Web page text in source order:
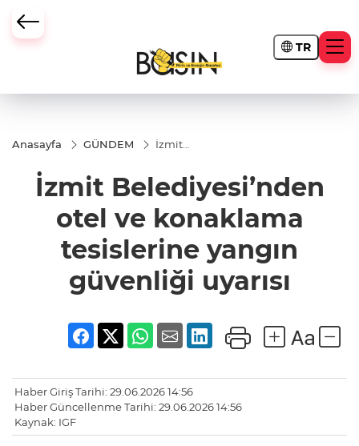
TR
Anasayfa GÜNDEM
İzmit
konaklama
tesislerine
yangın
güvenliği
İzmit Belediyesi’nden
otel ve konaklama
tesislerine yangın
güvenliği uyarısı
Haber Giriş Tarihi: 29.06.2026 14:56
Haber Güncellenme Tarihi: 29.06.2026 14:56
Kaynak: IGF